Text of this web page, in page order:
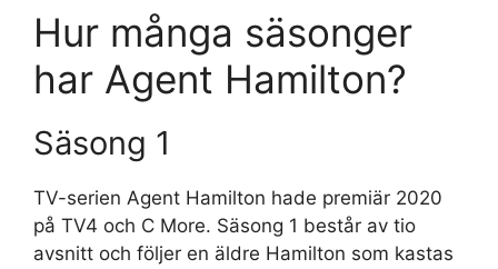
Hur många säsonger
har Agent Hamilton?
Säsong 1
TV-serien Agent Hamilton hade premiär 2020
på TV4 och C More. Säsong 1 består av tio
avsnitt och följer en äldre Hamilton som kastas